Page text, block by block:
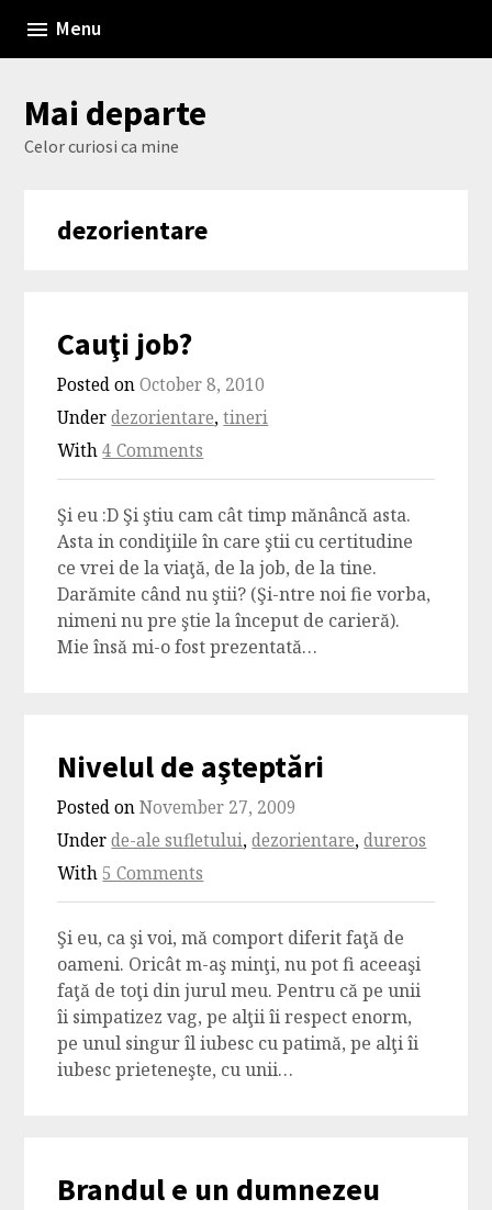
content
Menu
Mai departe
Celor curiosi ca mine
dezorientare
Cauţi job?
Posted onOctober 8, 2010
Underdezorientare,tineri
With4 Comments
Şi eu :D Şi ştiu cam cât timp mănâncă asta.
Asta in condiţiile în care ştii cu certitudine
ce vrei de la viaţă, de la job, de la tine.
Darămite când nu ştii? (Şi-ntre noi fie vorba,
nimeni nu pre ştie la început de carieră).
Mie însă mi-o fost prezentată…
Nivelul de aşteptări
Posted onNovember 27, 2009
Underde-ale sufletului,dezorientare,dureros
With5 Comments
Şi eu, ca şi voi, mă comport diferit faţă de
oameni. Oricât m-aş minţi, nu pot fi aceeaşi
faţă de toţi din jurul meu. Pentru că pe unii
îi simpatizez vag, pe alţii îi respect enorm,
pe unul singur îl iubesc cu patimă, pe alţi îi
iubesc prieteneşte, cu unii…
Brandul e un dumnezeu